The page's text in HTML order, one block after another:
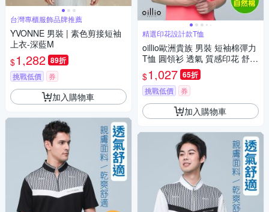
台灣專櫃服飾品牌推薦
YVONNE 男裝 | 素色剪接短袖
上衣-深藍M
$1,282 89折
挑戰低價 券
加入購物車
精選印花設計款T恤
oillio歐洲貴族 男裝 短袖棉彈力
T恤 圓領衫 透氣 質感印花 舒適
輕量 桃紅色 法國品牌
$1,027 65折
挑戰低價 券
加入購物車